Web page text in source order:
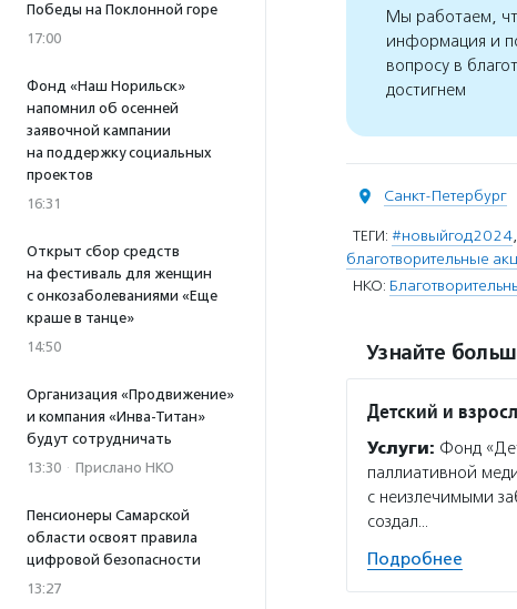
Победы на Поклонной горе
17:00
Фонд «Наш Норильск»
напомнил об осенней
заявочной кампании
на поддержку социальных
проектов
16:31
Открыт сбор средств
на фестиваль для женщин
с онкозаболеваниями «Еще
краше в танце»
14:50
Организация «Продвижение»
и компания «Инва-Титан»
будут сотрудничать
13:30 · Прислано НКО
Пенсионеры Самарской
области освоят правила
цифровой безопасности
13:27
Мы работаем,
информация и
вопросу в
достигнем
Санкт-Петербург
ТЕГИ: #новыйгод2024,
благотворительные
НКО:
Узнайте
Детский и
Услуги: Фонд
паллиативной
с неизлечимыми
создал…
Подробнее